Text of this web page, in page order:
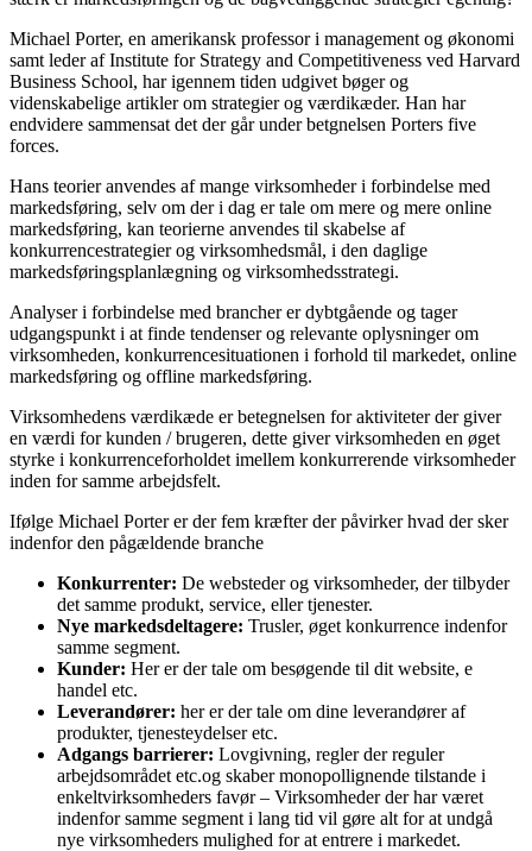
Michael Porter, en amerikansk professor i management og økonomi
samt leder af Institute for Strategy and Competitiveness ved Harvard
Business School, har igennem tiden udgivet bøger og
videnskabelige artikler om strategier og værdikæder. Han har
endvidere sammensat det der går under betgnelsen Porters five
forces.
Hans teorier anvendes af mange virksomheder i forbindelse med
markedsføring, selv om der i dag er tale om mere og mere online
markedsføring, kan teorierne anvendes til skabelse af
konkurrencestrategier og virksomhedsmål, i den daglige
markedsføringsplanlægning og virksomhedsstrategi.
Analyser i forbindelse med brancher er dybtgående og tager
udgangspunkt i at finde tendenser og relevante oplysninger om
virksomheden, konkurrencesituationen i forhold til markedet, online
markedsføring og offline markedsføring.
Virksomhedens værdikæde er betegnelsen for aktiviteter der giver
en værdi for kunden / brugeren, dette giver virksomheden en øget
styrke i konkurrenceforholdet imellem konkurrerende virksomheder
inden for samme arbejdsfelt.
Ifølge Michael Porter er der fem kræfter der påvirker hvad der sker
indenfor den pågældende branche
Konkurrenter: De websteder og virksomheder, der tilbyder
det samme produkt, service, eller tjenester.
Nye markedsdeltagere: Trusler, øget konkurrence indenfor
samme segment.
Kunder: Her er der tale om besøgende til dit website, e
handel etc.
Leverandører: her er der tale om dine leverandører af
produkter, tjenesteydelser etc.
Adgangs barrierer: Lovgivning, regler der reguler
arbejdsområdet etc.og skaber monopollignende tilstande i
enkeltvirksomheders favør – Virksomheder der har været
indenfor samme segment i lang tid vil gøre alt for at undgå
nye virksomheders mulighed for at entrere i markedet.